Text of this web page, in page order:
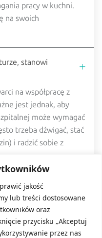
jakość
lub treści dostosowane
oraz
przycisku „Akceptuj
przez nas
pracy w kuchni.
na swoich
stanowi
na współpracę z
jest jednak, aby
może wymagać
trzeba dźwigać, stać
i radzić sobie z